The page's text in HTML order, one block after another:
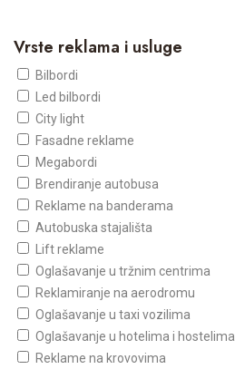
Vrste reklama i usluge
Bilbordi
Led bilbordi
City light
Fasadne reklame
Megabordi
Brendiranje autobusa
Reklame na banderama
Autobuska stajališta
Lift reklame
Oglašavanje u tržnim centrima
Reklamiranje na aerodromu
Oglašavanje u taxi vozilima
Oglašavanje u hotelima i hostelima
Reklame na krovovima